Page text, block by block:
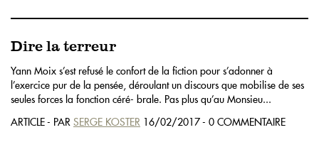
Dire la terreur
Yann Moix s’est refusé le confort de la fiction pour s’adonner à
l’exercice pur de la pensée, déroulant un discours que mobilise de ses
seules forces la fonction céré- brale. Pas plus qu’au Monsieu...
ARTICLE - PAR SERGE KOSTER 16/02/2017 - 0 COMMENTAIRE